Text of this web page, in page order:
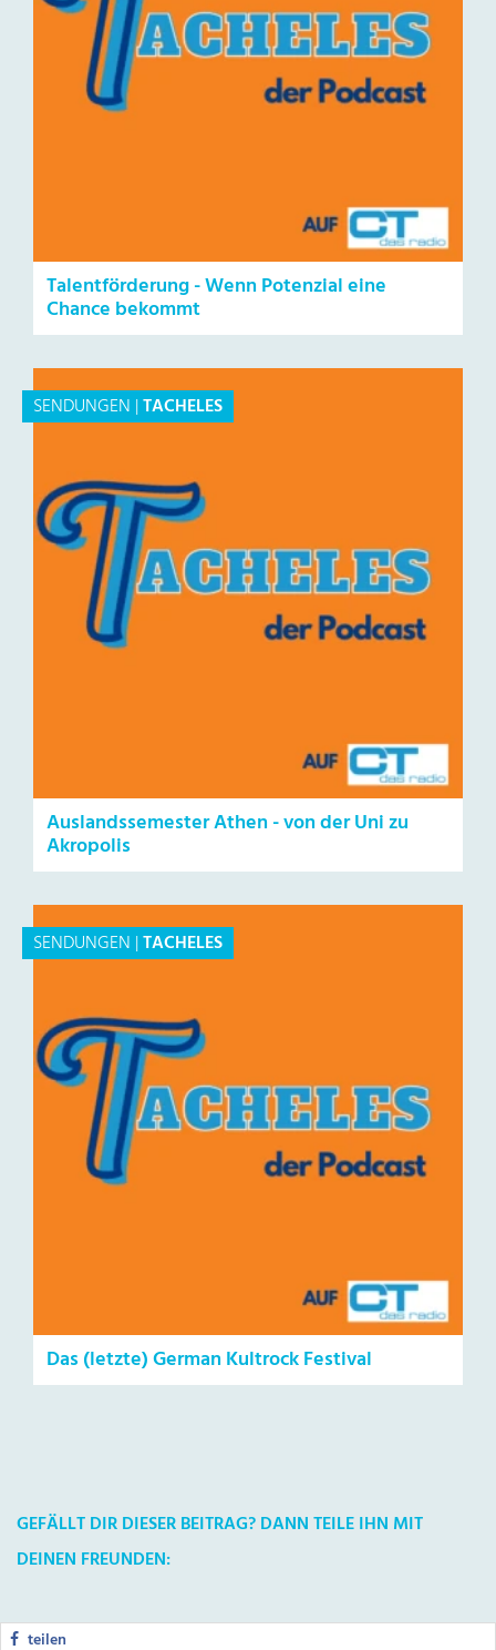
Talentförderung - Wenn Potenzial eine
Chance bekommt
SENDUNGEN |TACHELES
Auslandssemester Athen - von der Uni zu
Akropolis
SENDUNGEN |TACHELES
Das (letzte) German Kultrock Festival
GEFÄLLT DIR DIESER BEITRAG? DANN TEILE IHN MIT
DEINEN FREUNDEN:
teilen